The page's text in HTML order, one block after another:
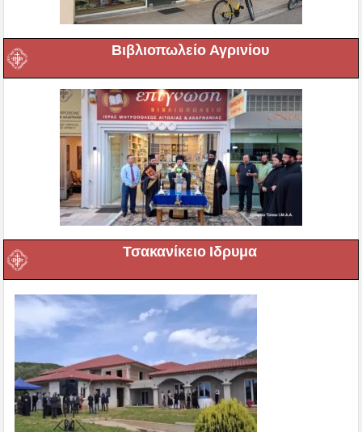
Βιβλιοπωλείο Αγρινίου
Τσακανίκειο Ιδρυμα